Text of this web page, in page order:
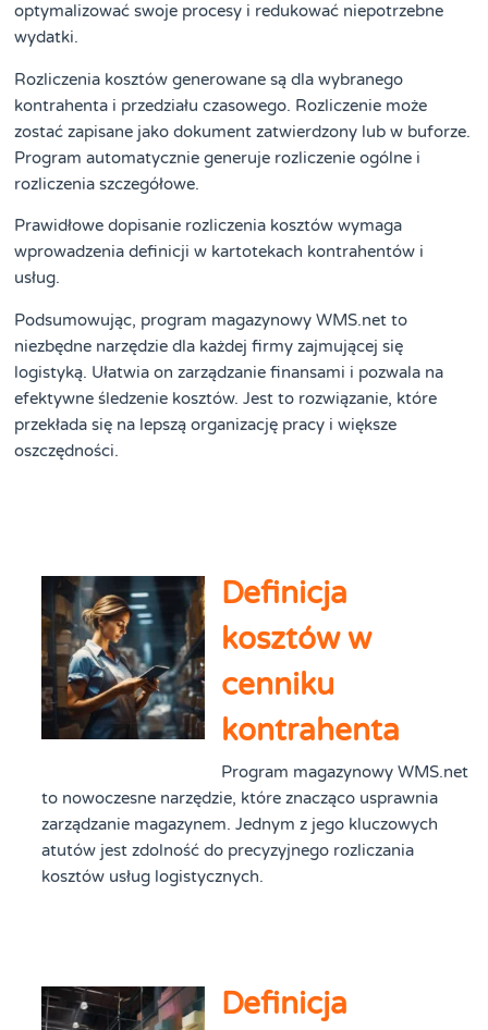
optymalizować swoje procesy i redukować niepotrzebne
wydatki.
Rozliczenia kosztów generowane są dla wybranego
kontrahenta i przedziału czasowego. Rozliczenie może
zostać zapisane jako dokument zatwierdzony lub w buforze.
Program automatycznie generuje rozliczenie ogólne i
rozliczenia szczegółowe.
Prawidłowe dopisanie rozliczenia kosztów wymaga
wprowadzenia definicji w kartotekach kontrahentów i
usług.
Podsumowując, program magazynowy WMS.net to
niezbędne narzędzie dla każdej firmy zajmującej się
logistyką. Ułatwia on zarządzanie finansami i pozwala na
efektywne śledzenie kosztów. Jest to rozwiązanie, które
przekłada się na lepszą organizację pracy i większe
oszczędności.
Definicja
kosztów w
cenniku
kontrahenta
Program magazynowy WMS.net
to nowoczesne narzędzie, które znacząco usprawnia
zarządzanie magazynem. Jednym z jego kluczowych
atutów jest zdolność do precyzyjnego rozliczania
kosztów usług logistycznych.
Definicja